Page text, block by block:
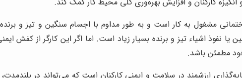
مشغول به کار است و به طور مداوم با اجسام سنگین و تیز و
نفوذ اشیاء تیز و برنده بسیار زیاد است. اما اگر این کارگر از کفش
مطمئن باشد.
ارزشمند در سلامت و ایمنی کارکنان است که می‌تواند در